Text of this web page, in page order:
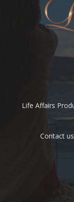
Life Affairs
Contact